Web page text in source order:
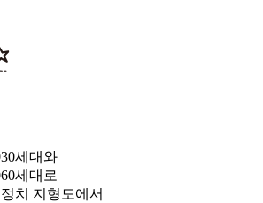
세대와
세대로
치 지형도에서